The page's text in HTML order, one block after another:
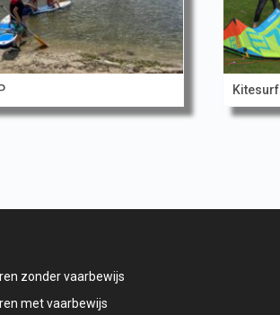
Kitesurf
zonder vaarbewijs
met vaarbewijs